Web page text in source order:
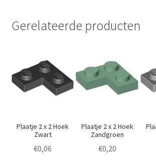
Gerelateerde producten
Plaatje 2 x 2 Hoek
Zwart
€0,06
Plaatje 2 x 2 Hoek
Zandgroen
€0,20